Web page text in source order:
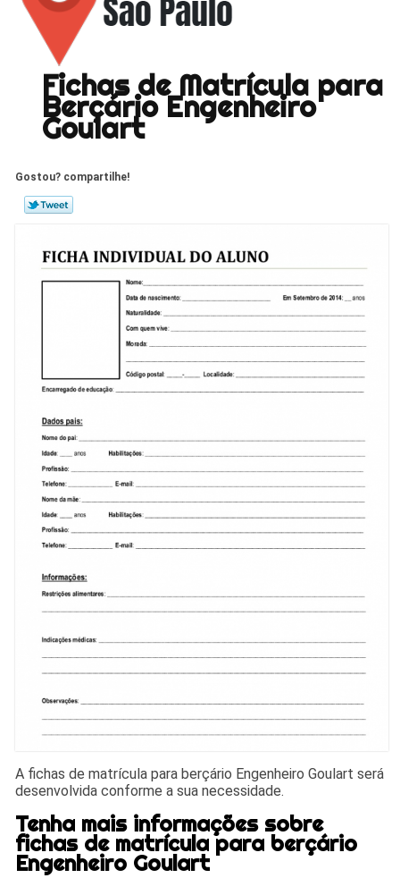
Fichas de Matrícula para
Berçário Engenheiro
Goulart
Gostou? compartilhe!
A fichas de matrícula para berçário Engenheiro Goulart será
desenvolvida conforme a sua necessidade.
Tenha mais informações sobre
fichas de matrícula para berçário
Engenheiro Goulart